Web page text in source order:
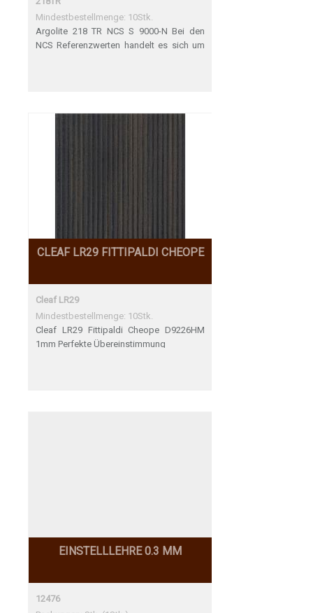
Mindestbestellmenge: 10Stk.
Argolite 218 TR NCS S 9000-N Bei den
NCS Referenzwerten handelt es sich um
CLEAF LR29 FITTIPALDI CHEOPE
Cleaf LR29
Mindestbestellmenge: 10Stk.
Cleaf LR29 Fittipaldi Cheope D9226HM
1mm Perfekte Übereinstimmung
EINSTELLLEHRE 0.3 MM
12476